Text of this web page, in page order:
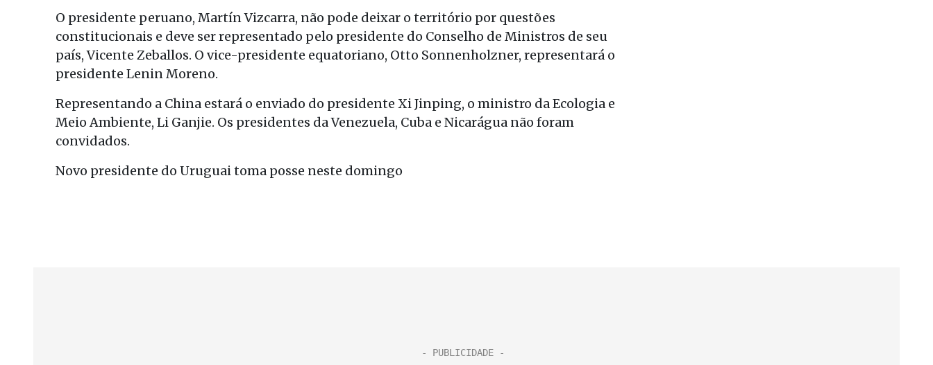
O presidente peruano, Martín Vizcarra, não pode deixar o território por questões
constitucionais e deve ser representado pelo presidente do Conselho de Ministros de seu
país, Vicente Zeballos. O vice-presidente equatoriano, Otto Sonnenholzner, representará o
presidente Lenin Moreno.
Representando a China estará o enviado do presidente Xi Jinping, o ministro da Ecologia e
Meio Ambiente, Li Ganjie. Os presidentes da Venezuela, Cuba e Nicarágua não foram
convidados.
Novo presidente do Uruguai toma posse neste domingo